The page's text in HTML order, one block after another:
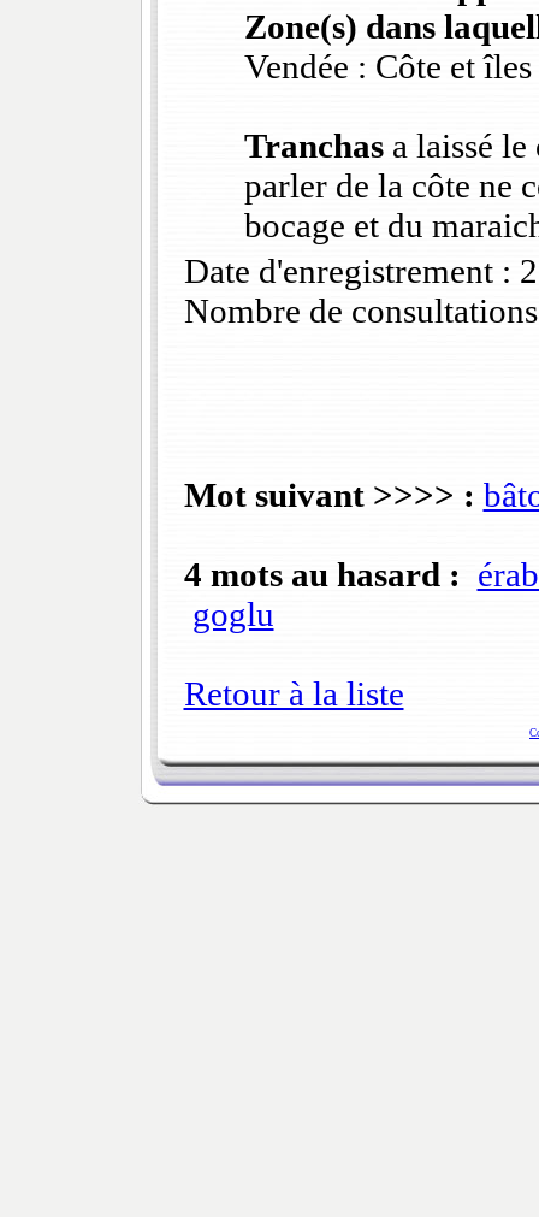
Zone(s) dans
Vendée : Côte et îles
Tranchas a laissé
parler de la côte ne
bocage et du
Date d'enregistrement :
Nombre de
Mot suivant >>>> :
4 mots au hasard :
goglu
Retour à la liste